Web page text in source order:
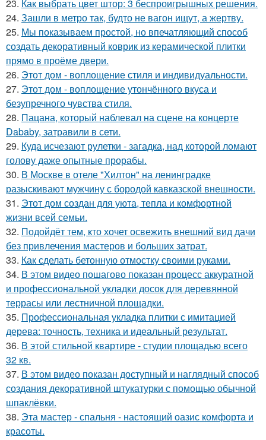
23. Как выбрать цвет штор: 3 беспроигрышных решения.
24. Зашли в метро так, будто не вагон ищут, а жертву.
25. Мы показываем простой, но впечатляющий способ
создать декоративный коврик из керамической плитки
прямо в проёме двери.
26. Этот дом - воплощение стиля и индивидуальности.
27. Этот дом - воплощение утончённого вкуса и
безупречного чувства стиля.
28. Пацана, который наблевал на сцене на концерте
Dababy, затравили в сети.
29. Куда исчезают рулетки - загадка, над которой ломают
голову даже опытные прорабы.
30. В Москве в отеле "Хилтон" на ленинградке
разыскивают мужчину с бородой кавказской внешности.
31. Этот дом создан для уюта, тепла и комфортной
жизни всей семьи.
32. Подойдёт тем, кто хочет освежить внешний вид дачи
без привлечения мастеров и больших затрат.
33. Как сделать бетонную отмостку своими руками.
34. В этом видео пошагово показан процесс аккуратной
и профессиональной укладки досок для деревянной
террасы или лестничной площадки.
35. Профессиональная укладка плитки с имитацией
дерева: точность, техника и идеальный результат.
36. В этой стильной квартире - студии площадью всего
32 кв.
37. В этом видео показан доступный и наглядный способ
создания декоративной штукатурки с помощью обычной
шпаклёвки.
38. Эта мастер - спальня - настоящий оазис комфорта и
красоты.